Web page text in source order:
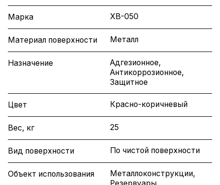
Марка ХВ-050
Материал поверхности Металл
Назначение
Адгезионное,
Антикоррозионное,
Защитное
Цвет Красно-коричневый
Вес, кг 25
Вид поверхности По чистой поверхности
Объект использования
Металлоконструкции,